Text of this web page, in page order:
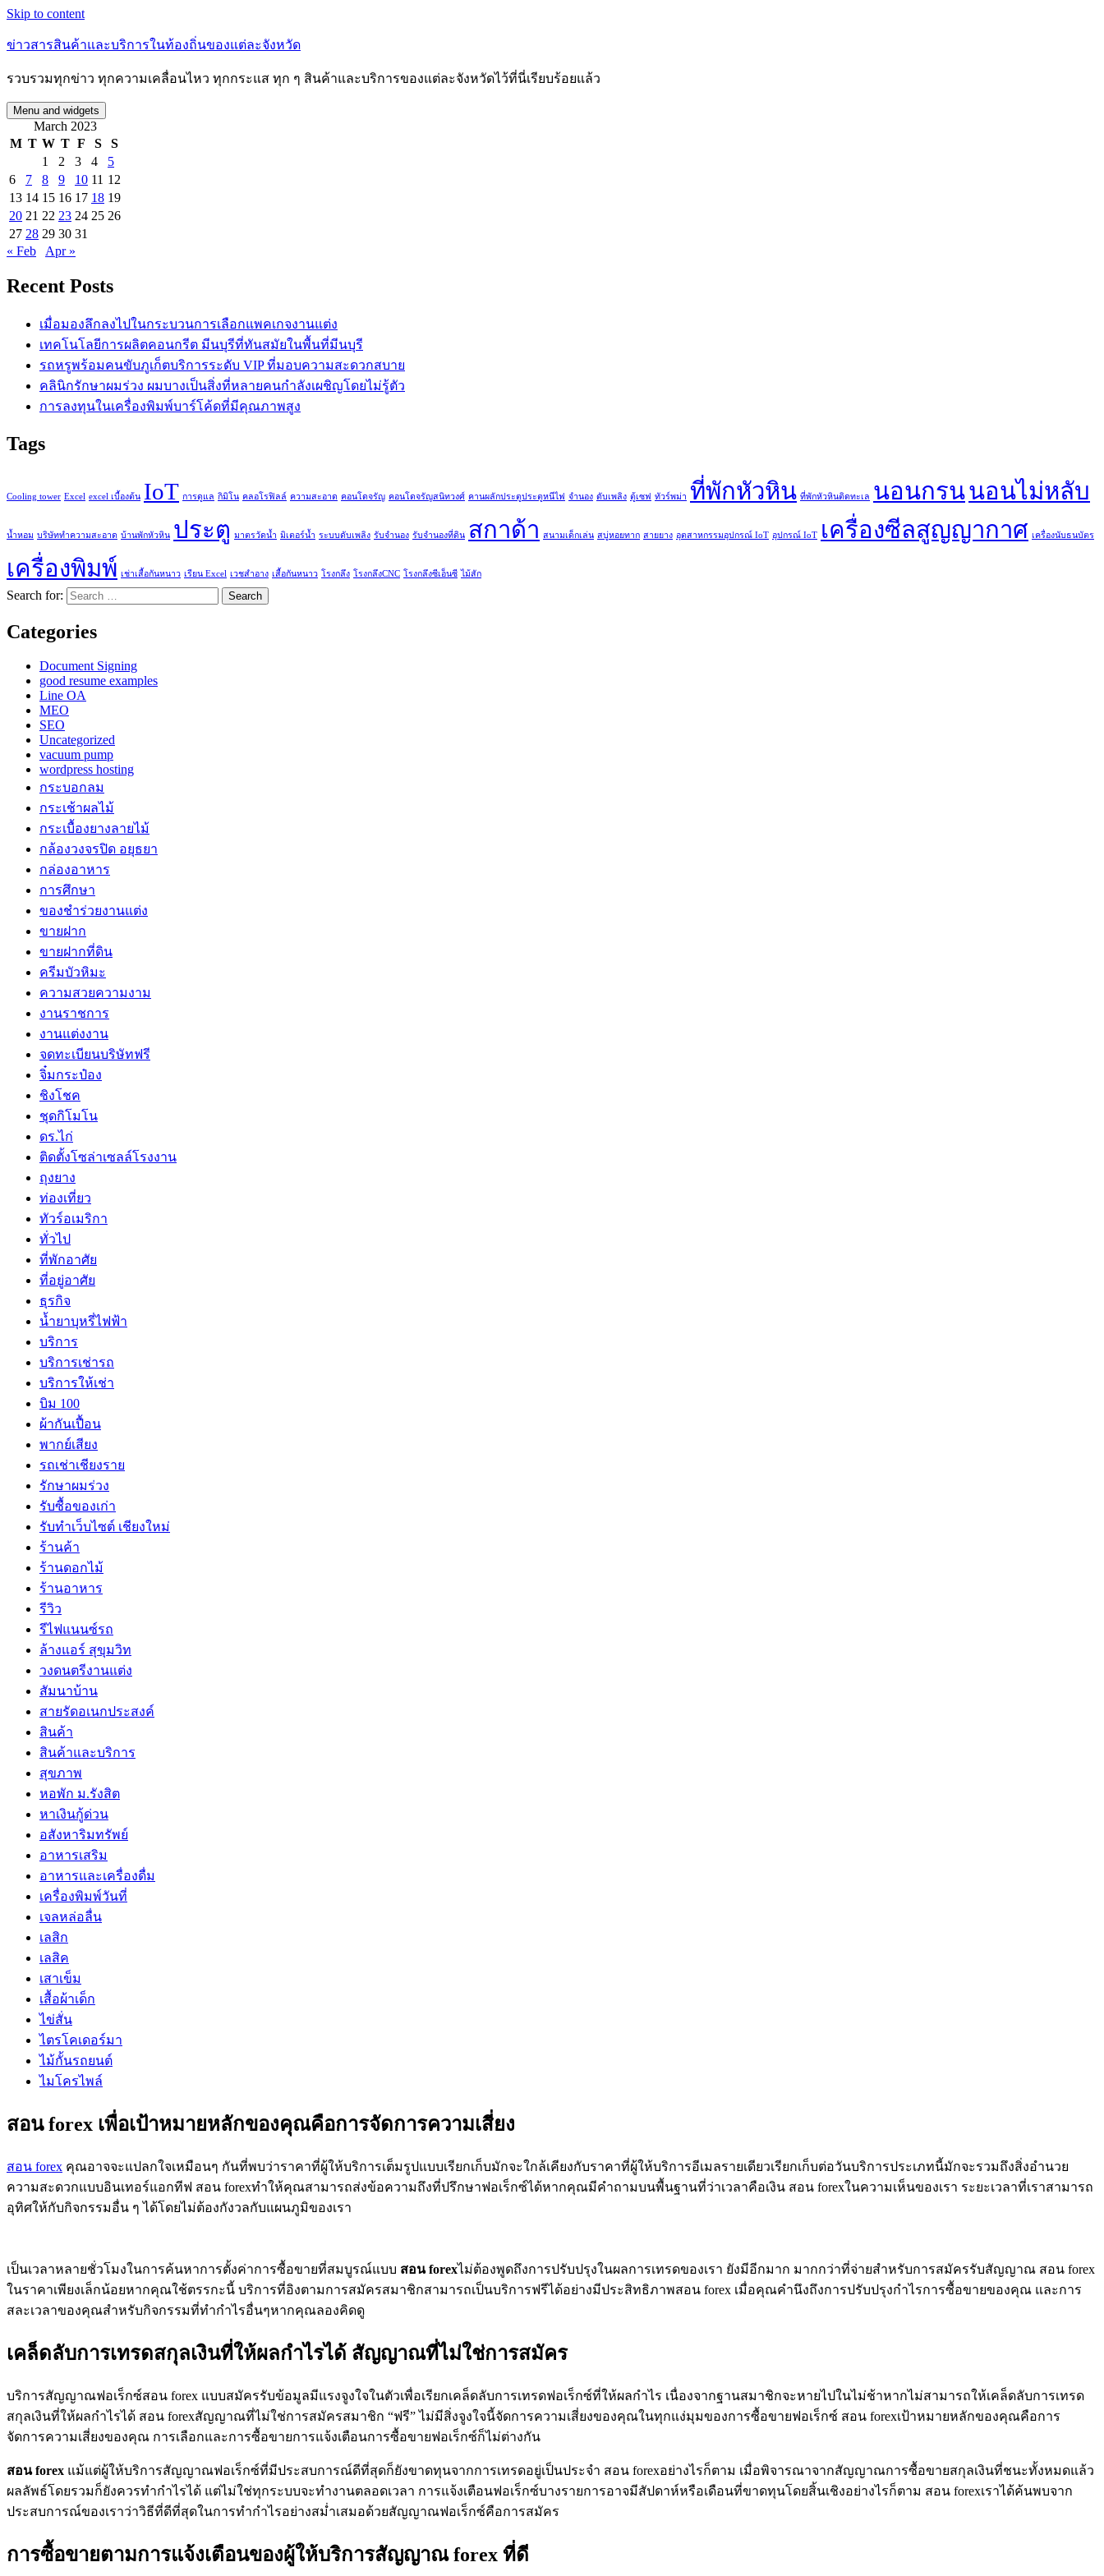
Skip to content
ข่าวสารสินค้าและบริการในท้องถิ่นของแต่ละจังหวัด
รวบรวมทุกข่าว ทุกความเคลื่อนไหว ทุกกระแส ทุก ๆ สินค้าและบริการของแต่ละจังหวัดไว้ที่นี่เรียบร้อยแล้ว
Menu and widgets
March 2023
M T W T F S
S
1
2 3 4
5
6
7 8 9 10 11 12
13 14 15 16 17 18 19
20 21 22 23 24 25 26
27 28 29 30 31
« Feb
Apr »
Recent Posts
เมื่อมองลึกลงไปในกระบวนการเลือกแพคเกจงานแต่ง
เทคโนโลยีการผลิตคอนกรีต มีนบุรีที่ทันสมัยในพื้นที่มีนบุรี
รถหรูพร้อมคนขับภูเก็ตบริการระดับ VIP ที่มอบความสะดวกสบาย
คลินิกรักษาผมร่วง ผมบางเป็นสิ่งที่หลายคนกำลังเผชิญโดยไม่รู้ตัว
การลงทุนในเครื่องพิมพ์บาร์โค้ดที่มีคุณภาพสูง
Tags
Cooling tower Excel excel เบื้องต้น IoT การดูแล กิมิโน คลอโรฟิลล์ ความสะอาด คอนโดจรัญ คอนโดจรัญสนิทวงศ์ คานผลักประตูประตูหนีไฟ จำนอง ดับเพลิง ตู้เซฟ ทัวร์พม่า ที่พักหัวหิน ที่พักหัวหินติดทะเล นอนกรนนอนไม่หลับ
น้ำหอม บริษัททำความสะอาด บ้านพักหัวหิน ประตู มาตรวัดน้ำ มิเตอร์น้ำ ระบบดับเพลิง รับจำนอง รับจำนองที่ดิน สกาด้า สนามเด็กเล่น สบู่หอยทาก สายยาง อุตสาหกรรมอุปกรณ์ IoT อุปกรณ์ IoT เครื่องซีลสูญญากาศ เครื่องนับธนบัตร
เครื่องพิมพ์ เช่าเสื้อกันหนาว เรียน Excel เวชสำอาง เสื้อกันหนาว โรงกลึง โรงกลึงCNC โรงกลึงซีเอ็นซี ไม้สัก
Search for:
Categories
Document Signing
good resume examples
Line OA
MEO
SEO
Uncategorized
vacuum pump
wordpress hosting
กระบอกลม
กระเช้าผลไม้
กระเบื้องยางลายไม้
กล้องวงจรปิด อยุธยา
กล่องอาหาร
การศึกษา
ของชำร่วยงานแต่ง
ขายฝาก
ขายฝากที่ดิน
ครีมบัวหิมะ
ความสวยความงาม
งานราชการ
งานแต่งงาน
จดทะเบียนบริษัทฟรี
จิ๋มกระป๋อง
ชิงโชค
ชุดกิโมโน
ดร.ไก่
ติดตั้งโซล่าเซลล์โรงงาน
ถุงยาง
ท่องเที่ยว
ทัวร์อเมริกา
ทั่วไป
ที่พักอาศัย
ที่อยู่อาศัย
ธุรกิจ
น้ำยาบุหรี่ไฟฟ้า
บริการ
บริการเช่ารถ
บริการให้เช่า
บิม 100
ผ้ากันเปื้อน
พากย์เสียง
รถเช่าเชียงราย
รักษาผมร่วง
รับซื้อของเก่า
รับทำเว็บไซต์ เชียงใหม่
ร้านค้า
ร้านดอกไม้
ร้านอาหาร
รีวิว
รีไฟแนนซ์รถ
ล้างแอร์ สุขุมวิท
วงดนตรีงานแต่ง
สัมนาบ้าน
สายรัดอเนกประสงค์
สินค้า
สินค้าและบริการ
สุขภาพ
หอพัก ม.รังสิต
หาเงินกู้ด่วน
อสังหาริมทรัพย์
อาหารเสริม
อาหารและเครื่องดื่ม
เครื่องพิมพ์วันที่
เจลหล่อลื่น
เลสิก
เลสิค
เสาเข็ม
เสื้อผ้าเด็ก
ไข่สั่น
ไตรโคเดอร์มา
ไม้กั้นรถยนต์
ไมโครไพล์
สอน forex เพื่อเป้าหมายหลักของคุณคือการจัดการความเสี่ยง
สอน forex คุณอาจจะแปลกใจเหมือนๆ กันที่พบว่าราคาที่ผู้ให้บริการเต็มรูปแบบเรียกเก็บมักจะใกล้เคียงกับราคาที่ผู้ให้บริการอีเมลรายเดียวเรียกเก็บต่อวันบริการประเภทนี้มักจะรวมถึงสิ่งอำนวย
ความสะดวกแบบอินเทอร์แอกทีฟ สอน forexทำให้คุณสามารถส่งข้อความถึงที่ปรึกษาฟอเร็กซ์ได้หากคุณมีคำถามบนพื้นฐานที่ว่าเวลาคือเงิน สอน forexในความเห็นของเรา ระยะเวลาที่เราสามารถ
อุทิศให้กับกิจกรรมอื่น ๆ ได้โดยไม่ต้องกังวลกับแผนภูมิของเรา
เป็นเวลาหลายชั่วโมงในการค้นหาการตั้งค่าการซื้อขายที่สมบูรณ์แบบ สอนforexไม่ต้องพูดถึงการปรับปรุงในผลการเทรดของเรา ยังมีอีกมาก มากกว่าที่จ่ายสำหรับการสมัครรับสัญญาณ สอน forex
ในราคาเพียงเล็กน้อยหากคุณใช้ตรรกะนี้ บริการที่อิงตามการสมัครสมาชิกสามารถเป็นบริการฟรีได้อย่างมีประสิทธิภาพสอน forex เมื่อคุณคำนึงถึงการปรับปรุงกำไรการซื้อขายของคุณ และการ
สละเวลาของคุณสำหรับกิจกรรมที่ทำกำไรอื่นๆหากคุณลองคิดดู
เคล็ดลับการเทรดสกุลเงินที่ให้ผลกำไรได้ สัญญาณที่ไม่ใช่การสมัคร
บริการสัญญาณฟอเร็กซ์สอน forex แบบสมัครรับข้อมูลมีแรงจูงใจในตัวเพื่อเรียกเคล็ดลับการเทรดฟอเร็กซ์ที่ให้ผลกำไร เนื่องจากฐานสมาชิกจะหายไปในไม่ช้าหากไม่สามารถให้เคล็ดลับการเทรด
สกุลเงินที่ให้ผลกำไรได้ สอน forexสัญญาณที่ไม่ใช่การสมัครสมาชิก “ฟรี” ไม่มีสิ่งจูงใจนี้จัดการความเสี่ยงของคุณในทุกแง่มุมของการซื้อขายฟอเร็กซ์ สอน forexเป้าหมายหลักของคุณคือการ
จัดการความเสี่ยงของคุณ การเลือกและการซื้อขายการแจ้งเตือนการซื้อขายฟอเร็กซ์ก็ไม่ต่างกัน
สอนforex แม้แต่ผู้ให้บริการสัญญาณฟอเร็กซ์ที่มีประสบการณ์ดีที่สุดก็ยังขาดทุนจากการเทรดอยู่เป็นประจำ สอน forexอย่างไรก็ตาม เมื่อพิจารณาจากสัญญาณการซื้อขายสกุลเงินที่ชนะทั้งหมดแล้ว
ผลลัพธ์โดยรวมก็ยังควรทำกำไรได้ แต่ไม่ใช่ทุกระบบจะทำงานตลอดเวลา การแจ้งเตือนฟอเร็กซ์บางรายการอาจมีสัปดาห์หรือเดือนที่ขาดทุนโดยสิ้นเชิงอย่างไรก็ตาม สอน forexเราได้ค้นพบจาก
ประสบการณ์ของเราว่าวิธีที่ดีที่สุดในการทำกำไรอย่างสม่ำเสมอด้วยสัญญาณฟอเร็กซ์คือการสมัคร
การซื้อขายตามการแจ้งเตือนของผู้ให้บริการสัญญาณ forex ที่ดี